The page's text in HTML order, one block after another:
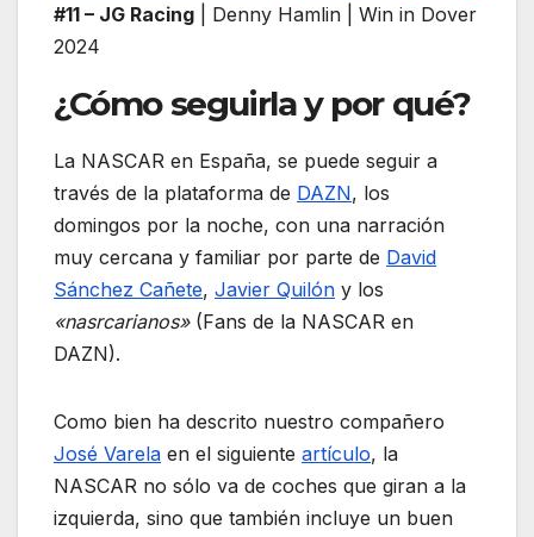
#11 – JG Racing | Denny Hamlin | Win in Dover
2024
¿Cómo seguirla y por qué?
La NASCAR en España, se puede seguir a
través de la plataforma de DAZN, los
domingos por la noche, con una narración
muy cercana y familiar por parte de David
Sánchez Cañete, Javier Quilón y los
«nasrcarianos»(Fans de la NASCAR en
DAZN).
Como bien ha descrito nuestro compañero
José Varela en el siguiente artículo, la
NASCAR no sólo va de coches que giran a la
izquierda, sino que también incluye un buen